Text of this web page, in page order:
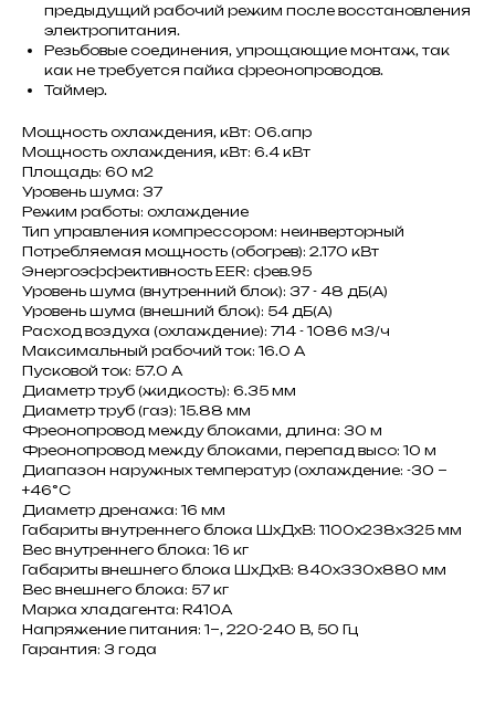
предыдущий рабочий режим после восстановления
электропитания.
Резьбовые соединения, упрощающие монтаж, так
как не требуется пайка фреонопроводов.
Таймер.
Мощность охлаждения, кВт: 06.апр
Мощность охлаждения, кВт: 6.4 кВт
Площадь: 60 м2
Уровень шума: 37
Режим работы: охлаждение
Тип управления компрессором: неинверторный
Потребляемая мощность (обогрев): 2.170 кВт
Энергоэффективность EER: фев.95
Уровень шума (внутренний блок): 37 - 48 дБ(А)
Уровень шума (внешний блок): 54 дБ(А)
Расход воздуха (охлаждение): 714 - 1086 м3/ч
Максимальный рабочий ток: 16.0 A
Пусковой ток: 57.0 A
Диаметр труб (жидкость): 6.35 мм
Диаметр труб (газ): 15.88 мм
Фреонопровод между блоками, длина: 30 м
Фреонопровод между блоками, перепад высо: 10 м
Диапазон наружных температур (охлаждение: -30 ~
+46°C
Диаметр дренажа: 16 мм
Габариты внутреннего блока ШxДxВ: 1100x238x325 мм
Вес внутреннего блока: 16 кг
Габариты внешнего блока ШxДxВ: 840x330x880 мм
Вес внешнего блока: 57 кг
Марка хладагента: R410A
Напряжение питания: 1~, 220-240 В, 50 Гц
Гарантия: 3 года